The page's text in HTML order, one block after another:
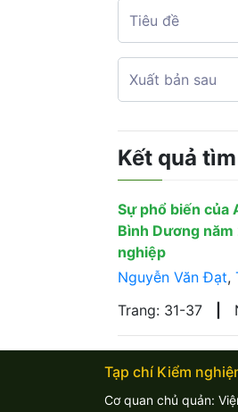
Kết quả
Sự phổ biến của
Bình Dương
nghiệp
Nguyễn Văn Đạt,
Trang: 31-37
Tạp chí Kiểm
Cơ quan chủ quản: